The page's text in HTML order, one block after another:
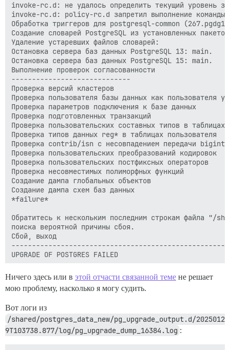
invoke-rc.d: не удалось определить текущий уровень
invoke-rc.d: policy-rc.d запретил выполнение
Обработка триггеров для postgresql-common
Создание словарей PostgreSQL из установленных
Удаление устаревших файлов словарей:
Остановка сервера баз данных PostgreSQL 13: main.
Остановка сервера баз данных PostgreSQL 15: main.
Выполнение проверок согласованности
-----------------------------
Проверка версий кластеров
Проверка пользователя базы данных как
Проверка параметров подключения к базе
Проверка подготовленных транзакций
Проверка пользовательских составных типов в
Проверка типов данных reg* в таблицах
Проверка contrib/isn с несовпадением передачи
Проверка пользовательских преобразований
Проверка пользовательских постфиксных
Проверка несовместимых полиморфных функций
Создание дампа глобальных объектов
Создание дампа схем баз данных
*failure*
Обратитесь к нескольким последним строкам файла "/
поиска вероятной причины сбоя.
Сбой, выход
UPGRADE OF POSTGRES FAILED
Для получения помощи посетите https://
Тем временем вы можете запустить ./launcher start app
Ничего здесь или в этой отчасти связанной теме не решает
мою проблему, насколько я могу судить.
Вот логи из
/shared/postgres_data_new/pg_upgrade_output.d/2025012
9T103738.877/log/pg_upgrade_dump_16384.log :